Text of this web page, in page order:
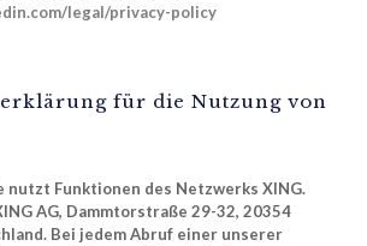
legal/privacy-policy
für die Nutzung von
nutzt Funktionen des Netzwerks XING.
AG, Dammtorstraße 29-32, 20354
Bei jedem Abruf einer unserer